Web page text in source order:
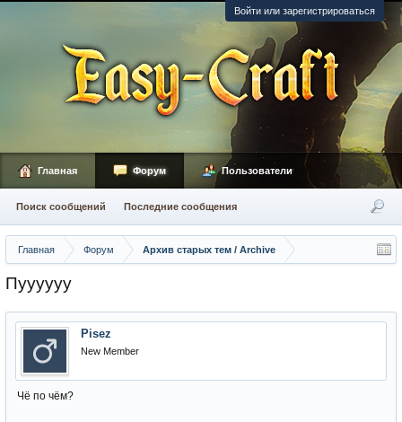
Войти или зарегистрироваться
Главная Форум Архив старых тем / Archive
Пуууууу
Pisez
New Member
Чё по чём?
Главная Форум
Поиск сообщений Последние сообщения
Пользователи